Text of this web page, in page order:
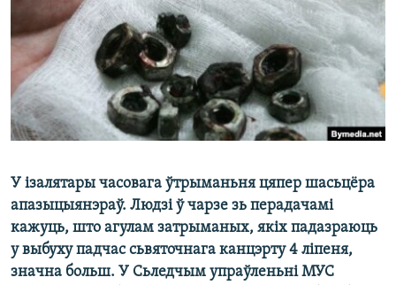
КУЛЬТУРА
КАЛЯНДАР
НА ХВАЛЯХ СВАБОДЫ
У ізалятары часовага ўтрыманьня цяпер шасьцёра
апазыцыянэраў. Людзі ў чарзе зь перадачамі
кажуць, што агулам затрыманых, якіх падазраюць
у выбуху падчас сьвяточнага канцэрту 4 ліпеня,
значна больш. У Сьледчым упраўленьні МУС